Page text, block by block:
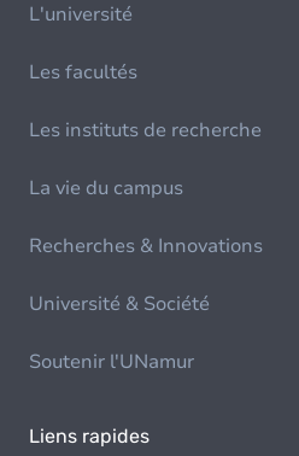
L'université
Les facultés
Les instituts de recherche
La vie du campus
Recherches & Innovations
Université & Société
Soutenir l'UNamur
Liens rapides